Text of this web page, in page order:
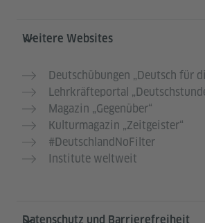
Weitere Websites
Deutschübungen „Deutsch für
Lehrkräfteportal
Magazin „Gegenüber“
Kulturmagazin „Zeitgeister“
#DeutschlandNoFilter
Institute weltweit
Datenschutz und Barrierefreiheit